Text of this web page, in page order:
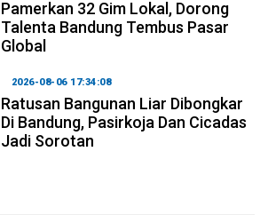
Pamerkan 32 Gim Lokal, Dorong
Talenta Bandung Tembus Pasar
Global
2026-08-06 17:34:08
Ratusan Bangunan Liar Dibongkar
Di Bandung, Pasirkoja Dan Cicadas
Jadi Sorotan